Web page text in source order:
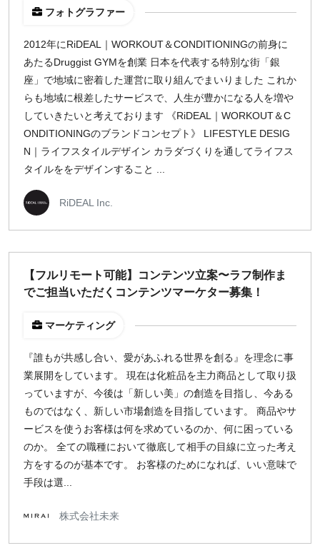
東京
名古屋
京都
福岡
募集状況
募集中のみ表示
時給
¥2,000 ¥3,000 ¥4,000 ¥5,000〜
指定なし
フォトグラファー
2012年にRiDEAL｜WORKOUT＆CONDITIONINGの前身に
あたるDruggist GYMを創業 日本を代表する特別な街「銀
座」で地域に密着した運営に取り組んでまいりました これか
らも地域に根差したサービスで、人生が豊かになる人を増や
していきたいと考えております 《RiDEAL｜WORKOUT＆C
ONDITIONINGのブランドコンセプト》 LIFESTYLE DESIG
N｜ライフスタイルデザイン カラダづくりを通してライフス
タイルををデザインすること ...
RiDEAL Inc.
【フルリモート可能】コンテンツ立案〜ラフ制作ま
でご担当いただくコンテンツマーケター募集！
マーケティング
『誰もが共感し合い、愛があふれる世界を創る』を理念に事
業展開をしています。 現在は化粧品を主力商品として取り扱
っていますが、今後は「新しい美」の創造を目指し、今ある
ものではなく、新しい市場創造を目指しています。 商品やサ
ービスを使うお客様は何を求めているのか、何に困っている
のか。 全ての職種において徹底して相手の目線に立った考え
方をするのが基本です。 お客様のためになれば、いい意味で
手段は選...
株式会社未来